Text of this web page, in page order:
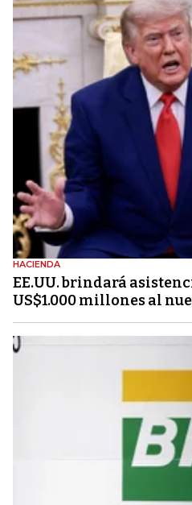
HACIENDA
EE.UU. brindará
US$1.000 millones al